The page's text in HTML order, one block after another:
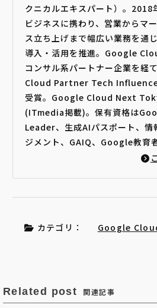
クニカルエキスパート）。
ビジネスに携わり、営業からマ
ス立ち上げまで幅広い業務を
導入・活用を推進。Google
コンサル系パートナー企業を経
Cloud Partner Tech
受賞。Google Cloud Next
(ITmedia掲載)。保有資格は
Leader、生成AIパスポート、情
ジメント、GAIQ、Google教育
カテゴリ： Google
Related post 関連記事